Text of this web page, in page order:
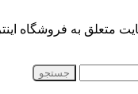
متعلق به فروشگاه
جستجو